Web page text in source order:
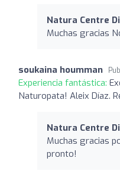
Natura Centre
Muchas gracias
soukaina houmman
Experiencia fantástica:
Naturopata! Aleix Díaz.
Natura Centre
Muchas gracias
pronto!